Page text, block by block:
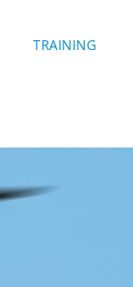
TRAINING